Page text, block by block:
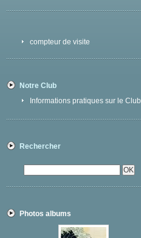
compteur de visite
Notre Club
Informations pratiques sur le Club
Rechercher
Photos albums